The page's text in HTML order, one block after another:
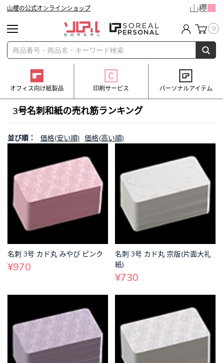
山櫻の公式オンラインショップ
0
オフィス向け紙製品 印刷サービス パーソナルアイテム
3号名刺和紙の売れ筋ランキング
並び順： 価格(安い順) 価格(高い順)
名刺 3号 カド丸 みやび ピンク
¥970
名刺 3号 カド丸 宗版(片面大礼
紙)
¥730